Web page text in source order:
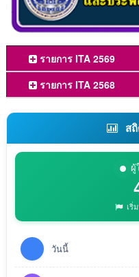
รายการ ITA 2569
รายการ ITA 2568
ส
ผู้
เริ่
วันนี้